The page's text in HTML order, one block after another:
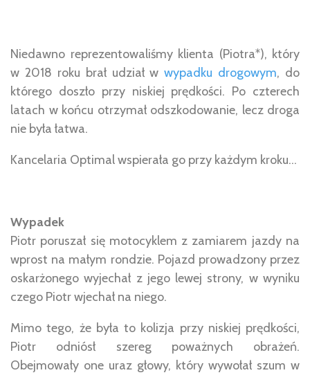
Niedawno reprezentowaliśmy klienta (Piotra*), który
w 2018 roku brał udział wwypadku drogowym, do
którego doszło przy niskiej prędkości. Po czterech
latach w końcu otrzymał odszkodowanie, lecz droga
nie była łatwa.
Kancelaria Optimal wspierała go przy każdym kroku…
Wypadek
Piotr poruszał się motocyklem z zamiarem jazdy na
wprost na małym rondzie. Pojazd prowadzony przez
oskarżonego wyjechał z jego lewej strony, w wyniku
czego Piotr wjechał na niego.
Mimo tego, że była to kolizja przy niskiej prędkości,
Piotr odniósł szereg poważnych obrażeń.
Obejmowały one uraz głowy, który wywołał szum w